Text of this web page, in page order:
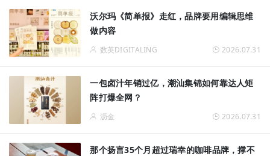
沃尔玛《简单报》走红，品牌要用编辑思维
做内容
数英DIGITALING 2026.07.31
一包卤汁年销过亿，潮汕集锦如何靠达人矩
阵打爆全网？
沥金 2026.07.31
那个扬言35个月超过瑞幸的咖啡品牌，撑不